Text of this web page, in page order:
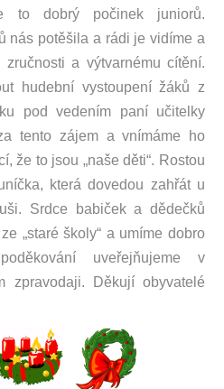
to dobrý počinek juniorů.
nás potěšila a rádi je vidíme a
a výtvarnému cítění.
hudební vystoupení žáků z
pod vedením paní učitelky
tento zájem a vnímáme ho
že to jsou „naše děti“. Rostou
která dovedou zahřát u
Srdce babiček a dědečků
„staré školy“ a umíme dobro
uveřejňujeme v
zpravodaji. Děkují obyvatelé